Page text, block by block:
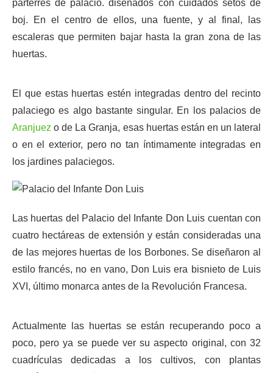
parterres de palacio. diseñados con cuidados setos de
boj. En el centro de ellos, una fuente, y al final, las
escaleras que permiten bajar hasta la gran zona de las
huertas.
El que estas huertas estén integradas dentro del recinto
palaciego es algo bastante singular. En los palacios de
Aranjuez o de La Granja, esas huertas están en un lateral
o en el exterior, pero no tan íntimamente integradas en
los jardines palaciegos.
Las huertas del Palacio del Infante Don Luis cuentan con
cuatro hectáreas de extensión y están consideradas una
de las mejores huertas de los Borbones. Se diseñaron al
estilo francés, no en vano, Don Luis era bisnieto de Luis
XVI, último monarca antes de la Revolución Francesa.
Actualmente las huertas se están recuperando poco a
poco, pero ya se puede ver su aspecto original, con 32
cuadrículas dedicadas a los cultivos, con plantas